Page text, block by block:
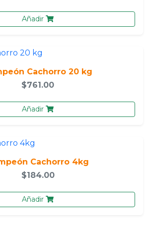
Añadir
Cachorro 20 kg
$761.00
Añadir
Cachorro 4kg
$184.00
Añadir